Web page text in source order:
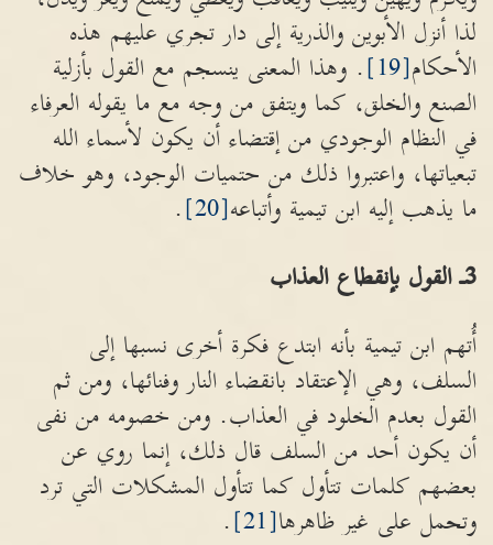
لذا أنزل الأبوين والذرية إلى دار تجري عليهم هذه
الأحكام[19]
. وهذا المعنى ينسجم مع القول بأزلية
الصنع والخلق، كما ويتفق من وجه مع ما يقوله العرفاء
في النظام الوجودي من إقتضاء أن يكون لأسماء الله
تبعياتها، واعتبروا ذلك من حتميات الوجود، وهو خلاف
ما يذهب إليه ابن تيمية وأتباعه[20]
.
3ـ القول بإنقطاع العذاب
أُتهم ابن تيمية بأنه ابتدع فكرة أخرى نسبها إلى
السلف، وهي الإعتقاد بانقضاء النار وفنائها، ومن ثم
القول بعدم الخلود في العذاب. ومن خصومه من نفى
أن يكون أحد من السلف قال ذلك، إنما روي عن
بعضهم كلمات تتأول كما تتأول المشكلات التي ترد
وتحمل على غير ظاهرها[21]
.